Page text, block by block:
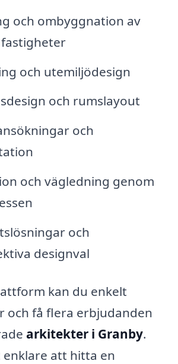
och ombyggnation av
och utemiljödesign
och rumslayout
och
och vägledning genom
och
designval
kan du enkelt
och få flera erbjudanden
arkitekter i Granby.
att hitta en